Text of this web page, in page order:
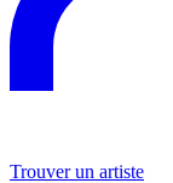
Trouver un artiste